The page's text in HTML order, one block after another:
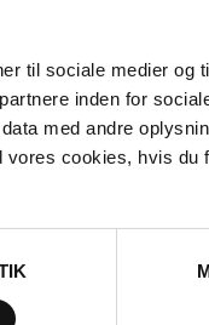
til sociale medier og
inden for
med andre
vores cookies, hvis